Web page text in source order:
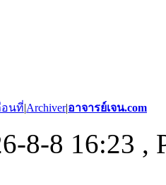
นที่|Archiver|อาจารย์เจน.com
8-8 16:23 ,